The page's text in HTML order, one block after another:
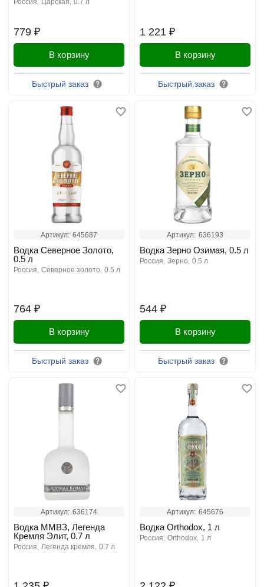
779 ₽
россия царская 0.7 л
В корзину
Быстрый заказ
1 221 ₽
В корзину
Быстрый заказ
Артикул: 645687
764 ₽
Водка Северное Золото,
0.5 л
россия северное золото 0.5 л
В корзину
Быстрый заказ
Артикул: 636193
544 ₽
Водка Зерно Озимая, 0.5 л
россия зерно 0.5 л
В корзину
Быстрый заказ
Артикул: 636174
Водка ММВЗ, Легенда
Кремля Элит, 0.7 л
россия легенда кремля 0.7 л
Артикул: 645676
Водка Orthodox, 1 л
россия orthodox 1 л